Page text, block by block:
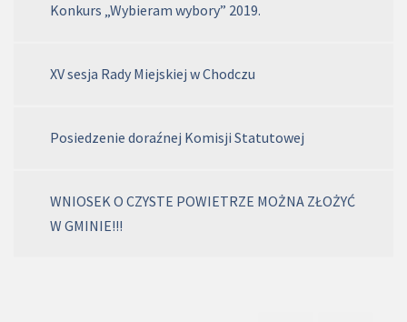
Konkurs „Wybieram wybory” 2019.
XV sesja Rady Miejskiej w Chodczu
Posiedzenie doraźnej Komisji Statutowej
WNIOSEK O CZYSTE POWIETRZE MOŻNA ZŁOŻYĆ
W GMINIE!!!